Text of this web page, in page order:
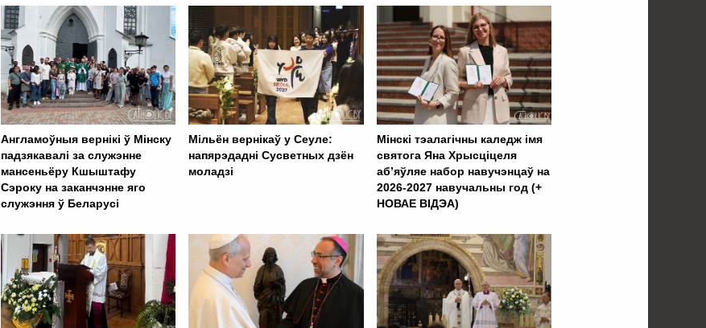
Англамоўныя вернікі ў Мінску
падзякавалі за служэнне
мансеньёру Кшыштафу
Сэроку на заканчэнне яго
служэння ў Беларусі
Мільён вернікаў у Сеуле:
напярэдадні Сусветных дзён
моладзі
Мінскі тэалагічны каледж імя
святога Яна Хрысціцеля
аб’яўляе набор навучэнцаў на
2026-2027 навучальны год (+
НОВАЕ ВІДЭА)